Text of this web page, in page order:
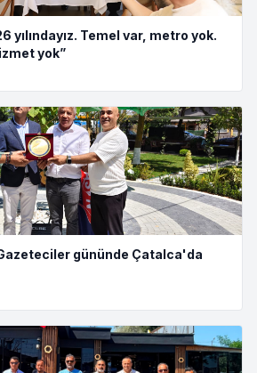
yılındayız. Temel var, metro yok.
yok”
gününde Çatalca'da